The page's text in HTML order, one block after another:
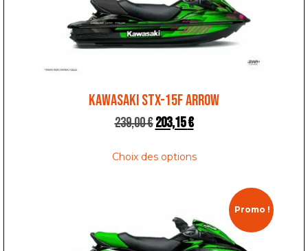
KAWASAKI STX-15F ARROW
239,00€203,15€
Choix des options
Promo !